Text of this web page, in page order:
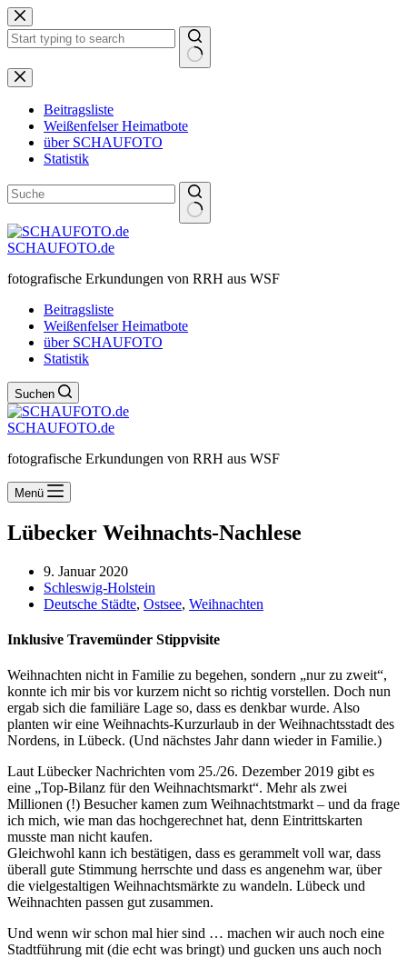
Zum
Inhalt
springen
Keine
Ergebnisse
Beitragsliste
Weißenfelser Heimatbote
über SCHAUFOTO
Statistik
SCHAUFOTO.de
fotografische Erkundungen von RRH aus WSF
Beitragsliste
Weißenfelser Heimatbote
über SCHAUFOTO
Statistik
Suchen
SCHAUFOTO.de
fotografische Erkundungen von RRH aus WSF
Menü
Lübecker Weihnachts-Nachlese
9. Januar 2020
Schleswig-Holstein
Deutsche Städte, Ostsee, Weihnachten
Inklusive Travemünder Stippvisite
Weihnachten nicht in Familie zu begehen, sondern „nur zu zweit“,
konnte ich mir bis vor kurzem nicht so richtig vorstellen. Doch nun
ergab sich die familiäre Lage so, dass es denkbar wurde. Also
planten wir eine Weihnachts-Kurzurlaub in der Weihnachtsstadt des
Nordens, in Lübeck. (Und nächstes Jahr dann wieder in Familie.)
Laut Lübecker Nachrichten vom 25./26. Dezember 2019 gibt es
eine „Top-Bilanz für den Weihnachtsmarkt“. Mehr als zwei
Millionen (!) Besucher kamen zum Weihnachtstmarkt – und da frage
ich mich, wie man das hochgerechnet hat, denn Eintrittskarten
musste man nicht kaufen.
Gleichwohl kann ich bestätigen, dass es gerammelt voll war, dass
überall gute Stimmung herrschte und dass es angenehm war, über
die vielgestaltigen Weihnachtsmärkte zu wandeln. Lübeck und
Weihnachten passen gut zusammen.
Und wenn wir schon mal hier sind … machen wir auch noch eine
Stadtführung mit (die echt was bringt) und gucken uns auch noch